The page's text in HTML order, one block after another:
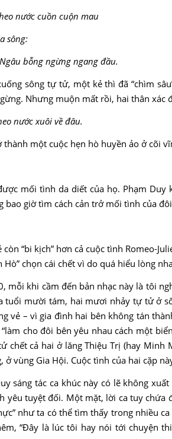
nước cuồn cuộn mau
sông:
bỗng ngừng ngang đầu.
sông tự tử, một kẻ thì đã “chìm
Nhưng muộn mất rồi, hai thân
nước xuôi về đâu.
thành một cuộc hẹn hò huyền ảo ở cõi
mối tình da diết của họ. Phạm
bao giờ tìm cách cản trở mối tình của
“bi kịch” hơn cả cuộc tình Romeo-
chọn cái chết vì do quá hiểu lòng
mỗi khi cầm đến bản nhạc này là tôi
tuổi mười tám, hai mươi nhảy tự tử ở
vẻ – vì gia đình hai bên không tán
cho đôi bên yêu nhau cách một
cả hai ở lăng Thiệu Trị (hay Minh
vùng Gia Hội. Cuộc tình của hai cặp
sáng tác ca khúc này có lẽ không
yêu tuyệt đối. Một mặt, lời ca tuy
như ta có thể tìm thấy trong nhiều
“Đây là lúc tôi hay nói tới chuyện